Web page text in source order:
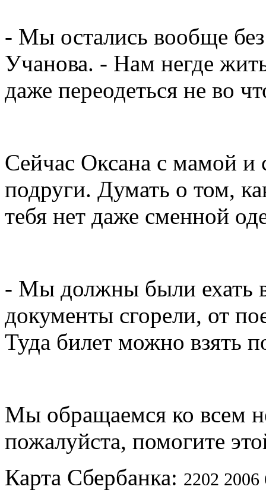
- Мы остались вообще без
Учанова. - Нам негде
даже переодеться не во
Сейчас Оксана с мамой
подруги. Думать о том,
тебя нет даже сменной
- Мы должны были ехать
документы сгорели, от
Туда билет можно взять
Мы обращаемся ко всем
пожалуйста, помогите
Карта Сбербанка: 2202